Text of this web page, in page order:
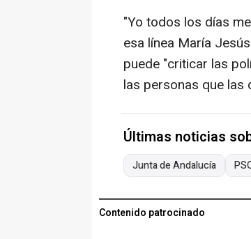
"Yo todos los días
esa línea María
puede "criticar las
las personas que las
Últimas noticias
Junta de Andalucía
Contenido patrocinado